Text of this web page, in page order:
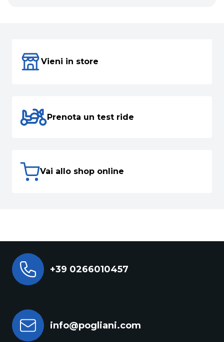
Vieni in store
Prenota un test ride
Vai allo shop online
+39 0266010457
info@pogliani.com